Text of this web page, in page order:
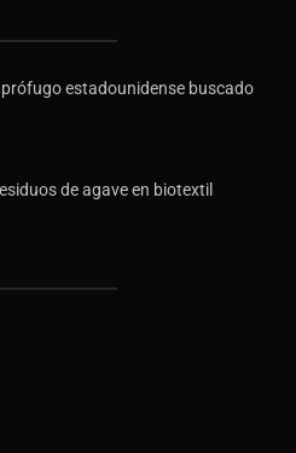
estadounidense buscado
de agave en biotextil